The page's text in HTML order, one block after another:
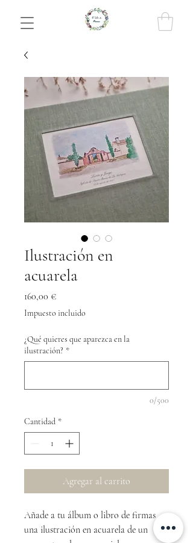
Ilustración en
acuarela
160,00 €Precio
Impuesto incluido
¿Qué quieres que aparezca en la
ilustración? *
0/500
Cantidad *
Agregar al carrito
Añade a tu álbum o libro de firmas
una ilustración en acuarela de un